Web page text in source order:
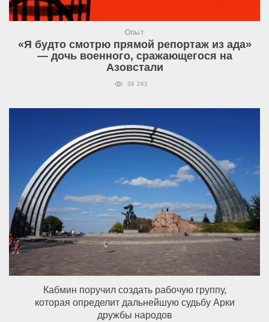
Опыт
«Я будто смотрю прямой репортаж из ада»
— дочь военного, сражающегося на
Азовстали
39 293
Кабмин поручил создать рабочую группу,
которая определит дальнейшую судьбу Арки
дружбы народов